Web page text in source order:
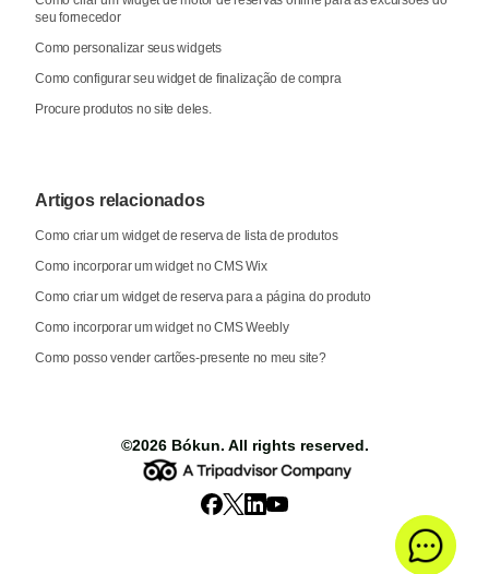
seu fornecedor
Como personalizar seus widgets
Como configurar seu widget de finalização de compra
Procure produtos no site deles.
Artigos relacionados
Como criar um widget de reserva de lista de produtos
Como incorporar um widget no CMS Wix
Como criar um widget de reserva para a página do produto
Como incorporar um widget no CMS Weebly
Como posso vender cartões-presente no meu site?
©2026 Bókun. All rights reserved.